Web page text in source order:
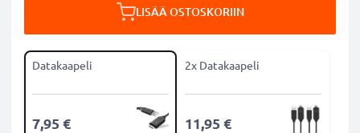
LISÄÄ OSTOSKORIIN
Datakaapeli
7,95 €
2x Datakaapeli
11,95 €